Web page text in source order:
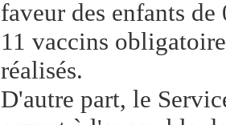
faveur des enfants de
11 vaccins
réalisés.
D'autre part, le